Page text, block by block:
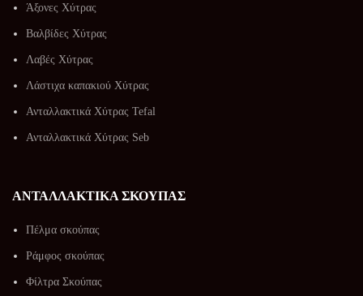
Άξονες Χύτρας
Βαλβίδες Χύτρας
Λαβές Χύτρας
Λάστιχα καπακιού Χύτρας
Ανταλλακτικά Χύτρας Tefal
Ανταλλακτικά Χύτρας Seb
ΑΝΤΑΛΛΑΚΤΙΚΑ ΣΚΟΥΠΑΣ
Πέλμα σκούπας
Ράμφος σκούπας
Φίλτρα Σκούπας